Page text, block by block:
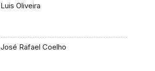
Luis Oliveira
José Rafael Coelho